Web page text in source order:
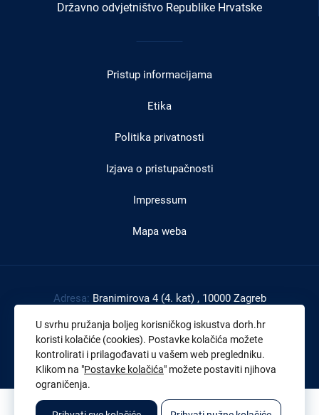
Državno odvjetništvo Republike Hrvatske
Pristup informacijama
Etika
Politika privatnosti
Izjava o pristupačnosti
Impressum
Mapa weba
Adresa: Branimirova 4 (4. kat) , 10000 Zagreb
Tel: +385 1 4591 888
Faks:+385 1 4591 816
OIB:43539267895
© 2026. Sva prava pridržana. Državno odvjetništvo Republike Hrvatske
U svrhu pružanja boljeg korisničkog iskustva dorh.hr
koristi kolačiće (cookies). Postavke kolačića možete
kontrolirati i prilagođavati u vašem web pregledniku.
Klikom na "Postavke kolačića" možete postaviti njihova
ograničenja.